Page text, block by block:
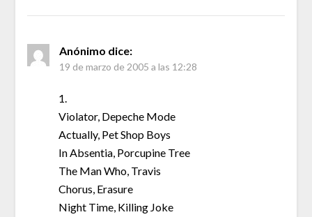
Anónimo dice:
19 de marzo de 2005 a las 12:28
1.
Violator, Depeche Mode
Actually, Pet Shop Boys
In Absentia, Porcupine Tree
The Man Who, Travis
Chorus, Erasure
Night Time, Killing Joke